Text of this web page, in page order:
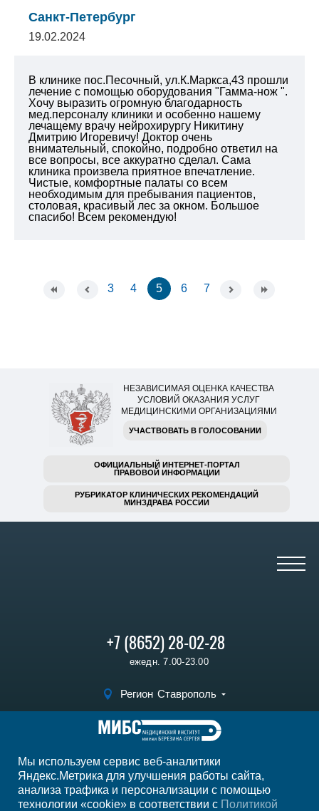
Санкт-Петербург
19.02.2024
В клинике пос.Песочный, ул.К.Маркса,43 прошли
лечение с помощью оборудования "Гамма-нож ".
Хочу выразить огромную благодарность
мед.персоналу клиники и особенно нашему
лечащему врачу нейрохирургу Никитину
Дмитрию Игоревичу! Доктор очень
внимательный, спокойно, подробно ответил на
все вопросы, все аккуратно сделал. Сама
клиника произвела приятное впечатление.
Чистые, комфортные палаты со всем
необходимым для пребывания пациентов,
столовая, красивый лес за окном. Большое
спасибо! Всем рекомендую!
3 4 5 6 7
НЕЗАВИСИМАЯ ОЦЕНКА КАЧЕСТВА
УСЛОВИЙ ОКАЗАНИЯ УСЛУГ
МЕДИЦИНСКИМИ ОРГАНИЗАЦИЯМИ
УЧАСТВОВАТЬ В ГОЛОСОВАНИИ
ОФИЦИАЛЬНЫЙ ИНТЕРНЕТ-ПОРТАЛ
ПРАВОВОЙ ИНФОРМАЦИИ
РУБРИКАТОР КЛИНИЧЕСКИХ РЕКОМЕНДАЦИЙ
МИНЗДРАВА РОССИИ
+7 (8652) 28-02-28
ежедн. 7.00-23.00
Регион Ставрополь
Записаться на
прием
Мы в социальных сетях
Мы используем сервис веб-аналитики
Яндекс.Метрика для улучшения работы сайта,
анализа трафика и персонализации с помощью
технологии «cookie» в соответствии с Политикой